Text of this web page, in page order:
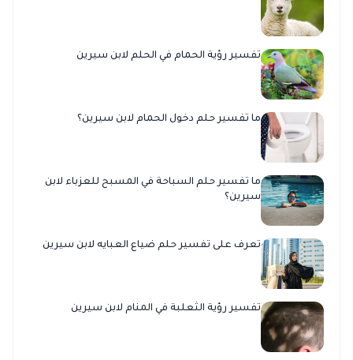
تفسير رؤية الحمام في الحلم لابن سيرين
ما تفسير حلم دخول الحمام لابن سيرين؟
ما تفسير حلم السباحة في المسبح للعزباء لابن
سيرين؟
تعرف على تفسير حلم ضياع العبايه لابن سيرين
تفسير رؤية الثعلبة في المنام لابن سيرين